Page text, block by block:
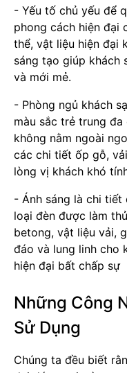
- Yếu tố chủ yếu để
phong cách hiện đại
thể, vật liệu hiện đại
sáng tạo giúp khách
và mới mẻ.
- Phòng ngủ khách
màu sắc trẻ trung đa
không nằm ngoài
các chi tiết ốp gỗ,
lòng vị khách khó
- Ánh sáng là chi
loại đèn được làm
betong, vật liệu vải,
đáo và lung linh cho
hiện đại bất chấp sự
Những Công
Sử Dụng
Chúng ta đều biết